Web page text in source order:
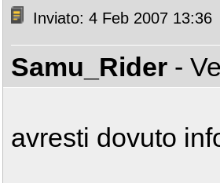
Inviato: 4 Feb 2007 13:36
Samu_Rider -
avresti dovuto